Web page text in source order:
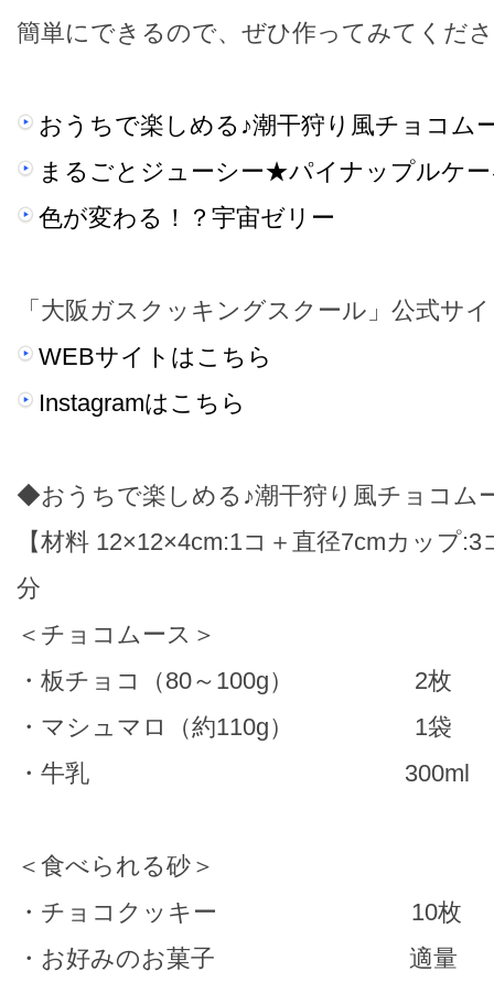
簡単にできるので、ぜひ作ってみてくだ
おうちで楽しめる♪潮干狩り風チョコム
まるごとジューシー★パイナップルケ
色が変わる！？宇宙ゼリー
「大阪ガスクッキングスクール」公式サ
WEBサイトはこちら
Instagramはこちら
◆おうちで楽しめる♪潮干狩り風チョコム
【材料 12×12×4cm:1コ＋直径7cmカップ
分
＜チョコムース＞
・板チョコ（80～100g） 2枚
・マシュマロ（約110g） 1袋
・牛乳 300ml
＜食べられる砂＞
・チョコクッキー 10枚
・お好みのお菓子 適量